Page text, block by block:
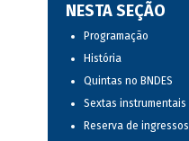
NESTA SEÇÃO
Programação
História
Quintas no BNDES
Sextas instrumentais
Reserva de ingressos